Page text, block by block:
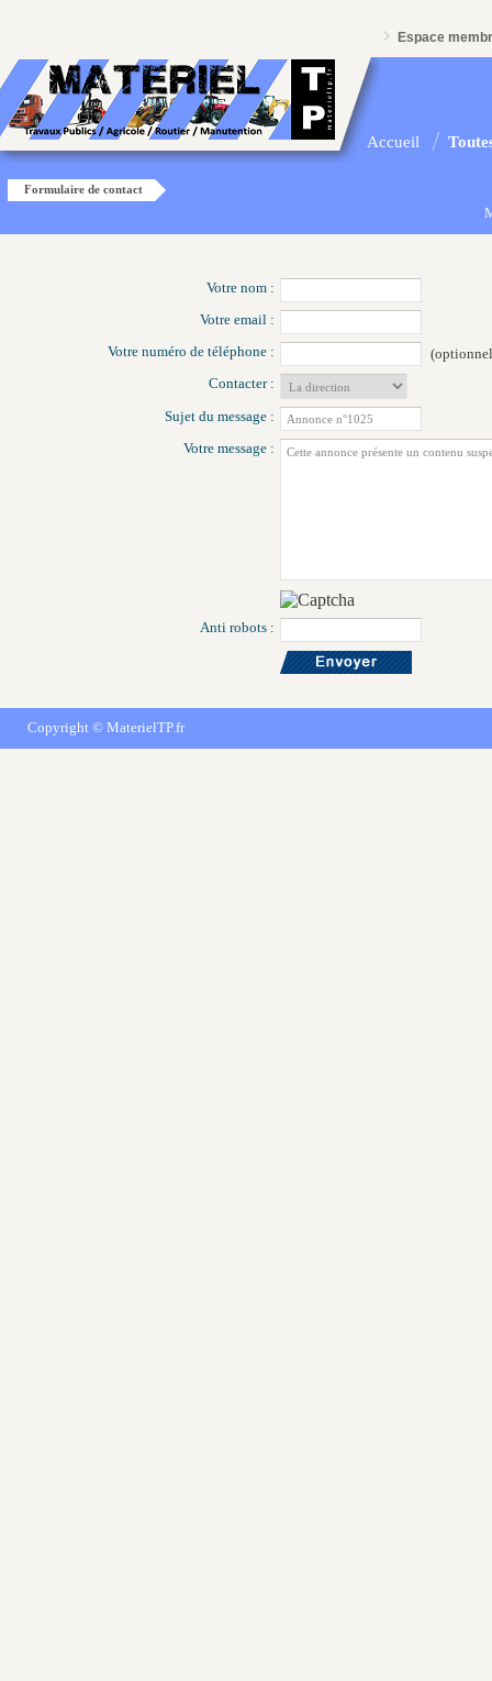
Espace
Accueil
Formulaire de contact
Votre nom :
Votre email :
Votre numéro de téléphone :
Contacter :
Sujet du message :
Votre message :
Anti robots :
Copyright © MaterielTP.fr